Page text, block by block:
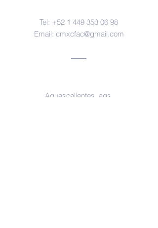
Tel: +52 1 449 353 06 98
Email: cmxcfac@gmail.com
Aguascalientes, ags.